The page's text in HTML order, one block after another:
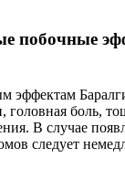
побочные
головная боль,
В случае
следует